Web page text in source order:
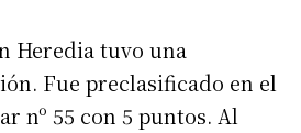
Heredia tuvo una
Fue preclasificado en el
nº 55 con 5 puntos. Al